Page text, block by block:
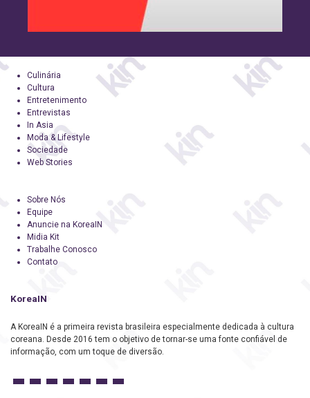
Culinária
Cultura
Entretenimento
Entrevistas
In Asia
Moda & Lifestyle
Sociedade
Web Stories
Sobre Nós
Equipe
Anuncie na KoreaIN
Midia Kit
Trabalhe Conosco
Contato
KoreaIN
A KoreaIN é a primeira revista brasileira especialmente dedicada à cultura
coreana. Desde 2016 tem o objetivo de tornar-se uma fonte confiável de
informação, com um toque de diversão.